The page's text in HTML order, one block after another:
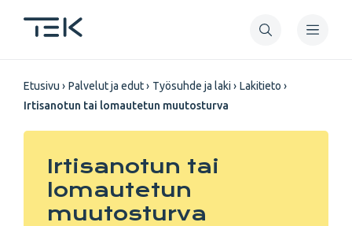
pääsisältöön
Murupolku
Etusivu Palvelut ja edut Työsuhde ja laki
Lakitieto
Irtisanotun tai lomautetun muutosturva
Irtisanotun tai
lomautetun
muutosturva